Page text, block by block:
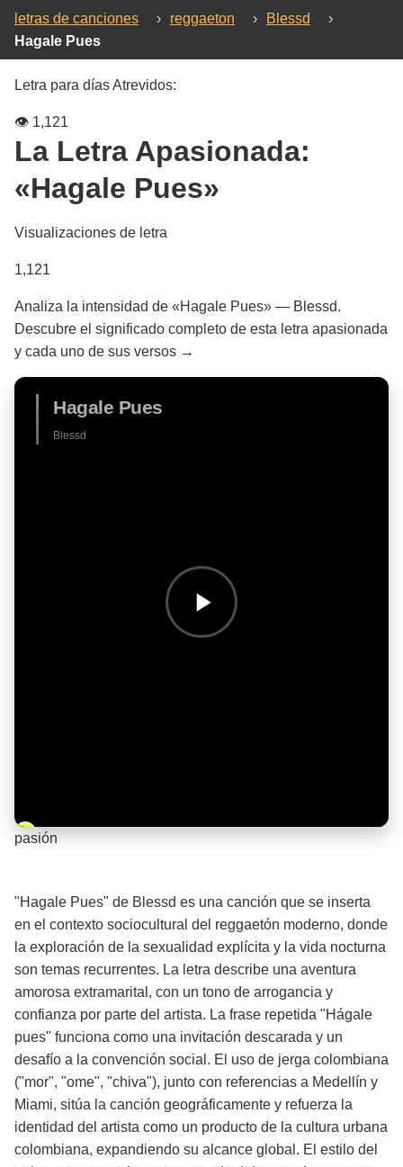
letras de canciones › reggaeton › Blessd
›
Hagale Pues
Letra para días Atrevidos:
👁️ 1,121
La Letra Apasionada:
«Hagale Pues»
Visualizaciones de letra
1,121
Analiza la intensidad de «Hagale Pues» — Blessd.
Descubre el significado completo de esta letra apasionada
y cada uno de sus versos →
Hagale Pues
Blessd
Barra de progreso de la reproducción
pasión
"Hagale Pues" de Blessd es una canción que se inserta
en el contexto sociocultural del reggaetón moderno, donde
la exploración de la sexualidad explícita y la vida nocturna
son temas recurrentes. La letra describe una aventura
amorosa extramarital, con un tono de arrogancia y
confianza por parte del artista. La frase repetida "Hágale
pues" funciona como una invitación descarada y un
desafío a la convención social. El uso de jerga colombiana
("mor", "ome", "chiva"), junto con referencias a Medellín y
Miami, sitúa la canción geográficamente y refuerza la
identidad del artista como un producto de la cultura urbana
colombiana, expandiendo su alcance global. El estilo del